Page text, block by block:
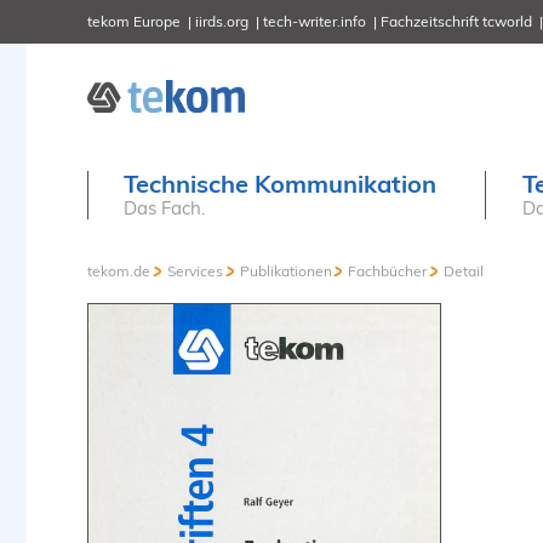
tekom Europe iirds.org tech-writer.info Fachzeitschrift tcworld
Technische Kommunikation
Das Fach.
tekom.de Services Publikationen Fachbücher Detail